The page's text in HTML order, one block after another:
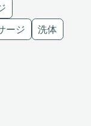
ージ
洗体